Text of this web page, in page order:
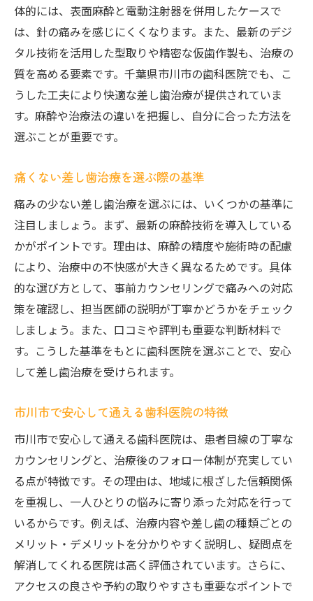
体的には、表面麻酔と電動注射器を併用したケースで
は、針の痛みを感じにくくなります。また、最新のデジ
タル技術を活用した型取りや精密な仮歯作製も、治療の
質を高める要素です。千葉県市川市の歯科医院でも、こ
うした工夫により快適な差し歯治療が提供されていま
す。麻酔や治療法の違いを把握し、自分に合った方法を
選ぶことが重要です。
痛くない差し歯治療を選ぶ際の基準
痛みの少ない差し歯治療を選ぶには、いくつかの基準に
注目しましょう。まず、最新の麻酔技術を導入している
かがポイントです。理由は、麻酔の精度や施術時の配慮
により、治療中の不快感が大きく異なるためです。具体
的な選び方として、事前カウンセリングで痛みへの対応
策を確認し、担当医師の説明が丁寧かどうかをチェック
しましょう。また、口コミや評判も重要な判断材料で
す。こうした基準をもとに歯科医院を選ぶことで、安心
して差し歯治療を受けられます。
市川市で安心して通える歯科医院の特徴
市川市で安心して通える歯科医院は、患者目線の丁寧な
カウンセリングと、治療後のフォロー体制が充実してい
る点が特徴です。その理由は、地域に根ざした信頼関係
を重視し、一人ひとりの悩みに寄り添った対応を行って
いるからです。例えば、治療内容や差し歯の種類ごとの
メリット・デメリットを分かりやすく説明し、疑問点を
解消してくれる医院は高く評価されています。さらに、
アクセスの良さや予約の取りやすさも重要なポイントで